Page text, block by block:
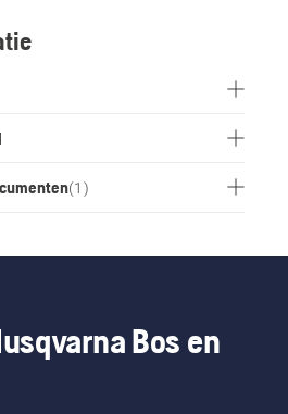
(1 )
Bos en